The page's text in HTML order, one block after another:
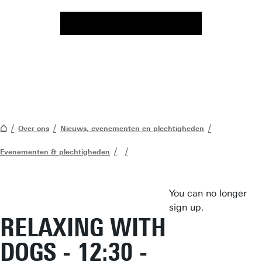
Over ons Nieuws, evenementen en plechtigheden
Evenementen & plechtigheden
RELAXING WITH
DOGS - 12:30 -
You can no longer
sign up.